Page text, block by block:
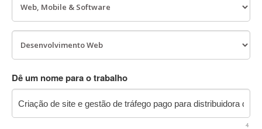
Dê um nome para o trabalho
4